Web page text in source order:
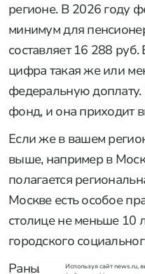
регионе. В 2026 году
минимум для
составляет 16 288
цифра такая же или
федеральную
фонд, и она приходит
Если же в вашем
выше, например в
полагается
Москве есть особое
столице не меньше 10
городского
Раньше федеральную
Используя сайт news.ru,